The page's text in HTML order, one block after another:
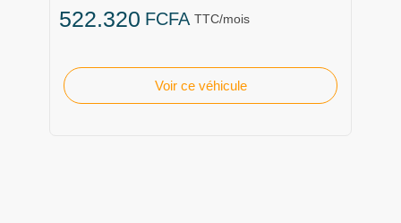
522.320 FCFA TTC/mois
Voir ce véhicule